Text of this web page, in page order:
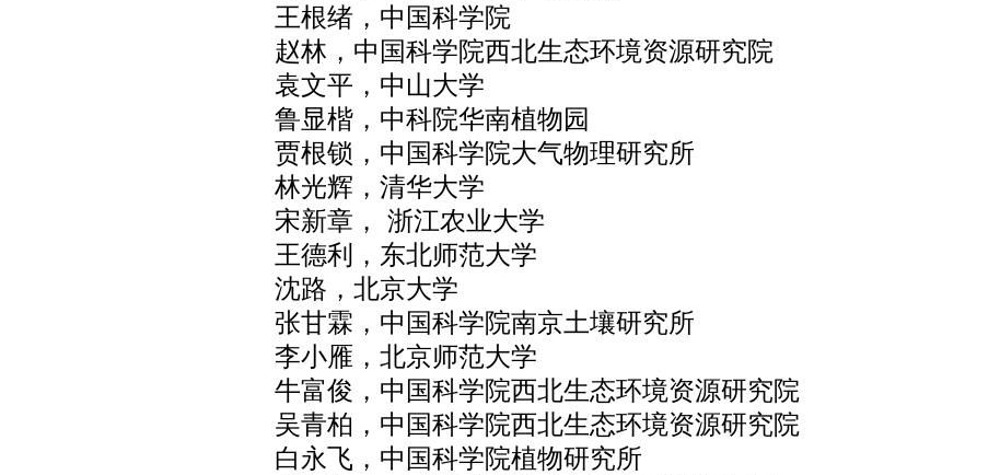
王根绪，中国科学院
赵林，中国科学院西北生态环境资源研究院
袁文平，中山大学
鲁显楷，中科院华南植物园
贾根锁，中国科学院大气物理研究所
林光辉，清华大学
宋新章， 浙江农业大学
王德利，东北师范大学
沈路，北京大学
张甘霖，中国科学院南京土壤研究所
李小雁，北京师范大学
牛富俊，中国科学院西北生态环境资源研究院
吴青柏，中国科学院西北生态环境资源研究院
白永飞，中国科学院植物研究所